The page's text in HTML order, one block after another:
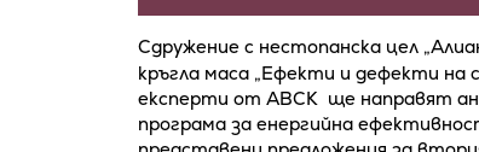
Сдружение с нестопанска цел
кръгла маса „Ефекти и дефекти на
експерти от АВСК ще направят
програма за енергийна